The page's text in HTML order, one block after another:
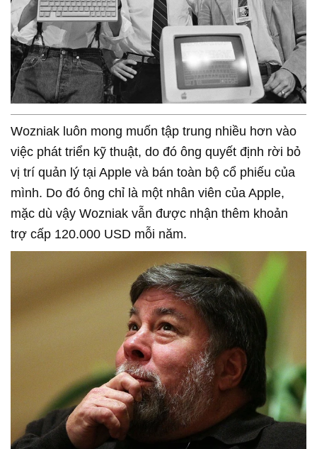
Wozniak luôn mong muốn tập trung nhiều hơn vào
việc phát triển kỹ thuật, do đó ông quyết định rời bỏ
vị trí quản lý tại Apple và bán toàn bộ cổ phiếu của
mình. Do đó ông chỉ là một nhân viên của Apple,
mặc dù vậy Wozniak vẫn được nhận thêm khoản
trợ cấp 120.000 USD mỗi năm.